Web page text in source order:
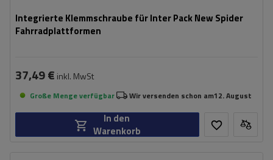
Integrierte Klemmschraube für Inter Pack New Spider
Fahrradplattformen
37,49 € inkl. MwSt
Große Menge verfügbar Wir versenden schon am12. August
In den
Warenkorb